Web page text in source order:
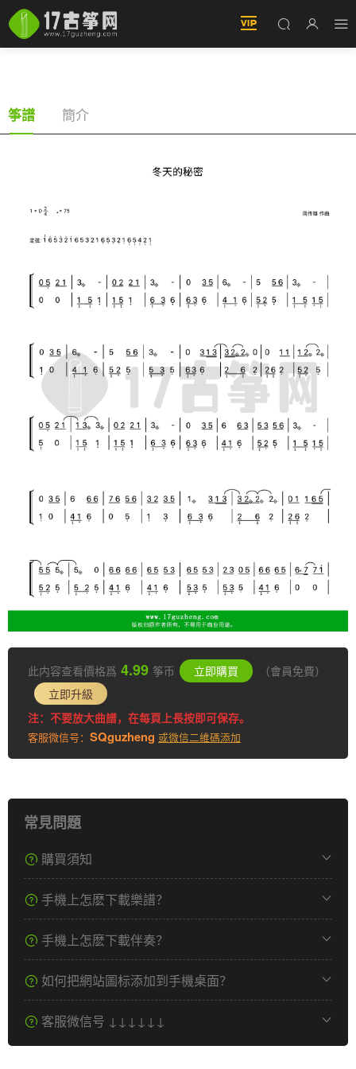
筝譜 簡介
此内容查看價格爲 4.99 筝币 立即購買
（會員免費）
立即升級
注：不要放大曲譜，在每頁上長按即可保存。
客服微信号： SQguzheng 或微信二維碼添加
常見問題
購買須知
手機上怎麽下載樂譜？
手機上怎麽下載伴奏？
如何把網站圖标添加到手機桌面？
客服微信号 ↓↓↓↓↓↓